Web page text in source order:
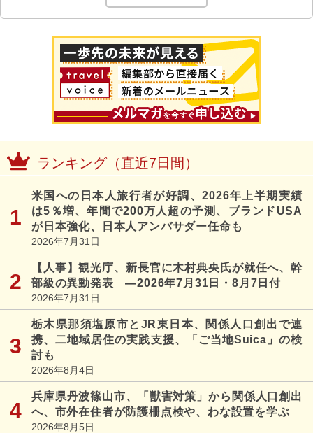
ランキング（直近7日間）
米国への日本人旅行者が好調、2026年上半期実績
は5％増、年間で200万人超の予測、ブランドUSA
が日本強化、日本人アンバサダー任命も
2026年7月31日
【人事】観光庁、新長官に木村典央氏が就任へ、幹
部級の異動発表 ―2026年7月31日・8月7日付
2026年7月31日
栃木県那須塩原市とJR東日本、関係人口創出で連
携、二地域居住の実践支援、「ご当地Suica」の検
討も
2026年8月4日
兵庫県丹波篠山市、「獣害対策」から関係人口創出
へ、市外在住者が防護柵点検や、わな設置を学ぶ
2026年8月5日